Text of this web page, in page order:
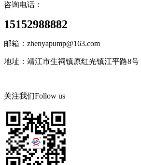
咨询电话：
15152988882
邮箱：zhenyapump@163.com
地址：靖江市生祠镇原红光镇江平路8号
关注我们Follow us